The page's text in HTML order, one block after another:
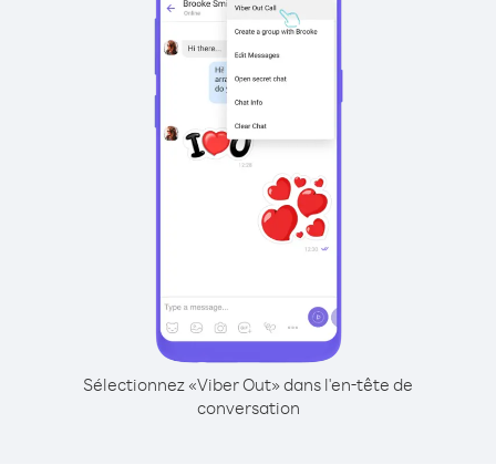
Sélectionnez «Viber Out» dans l'en-tête de
conversation